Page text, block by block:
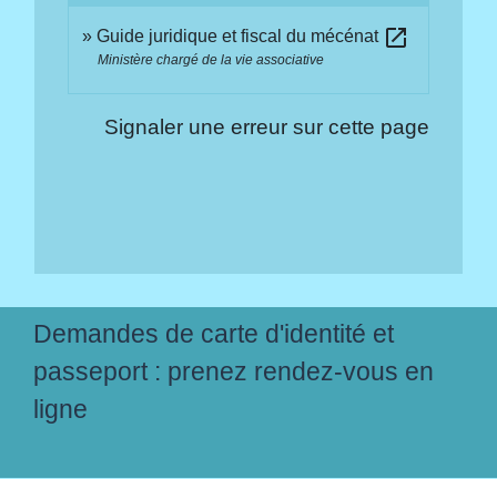
Guide juridique et fiscal du mécénat open_in_new
Ministère chargé de la vie associative
Signaler une erreur sur cette page
Demandes de carte d'identité et
passeport : prenez rendez-vous en
ligne